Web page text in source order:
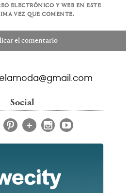
ELECTRÓNICO Y WEB EN ESTE
VEZ QUE COMENTE.
Social